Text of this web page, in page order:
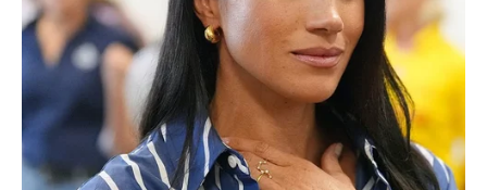
Ovo je period tokom kojeg univerzum pokazuje da prava
ljubav dolazi onda kada srce prestane sumnjati i konačno
dozvoli sebi da bude sretno.